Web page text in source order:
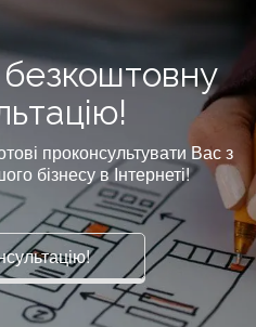
проконсультувати Вас з
бізнесу в Інтернеті!